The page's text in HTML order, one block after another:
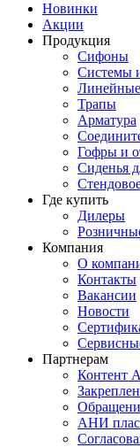
Новинки
Акции
Продукция
Сифоны
Системы
Трапы
Арматура
Гофры и
Сиденья
Где купить
Дилеры
Компания
О
Контакты
Вакансии
Новости
Партнерам
Контент
АНИ